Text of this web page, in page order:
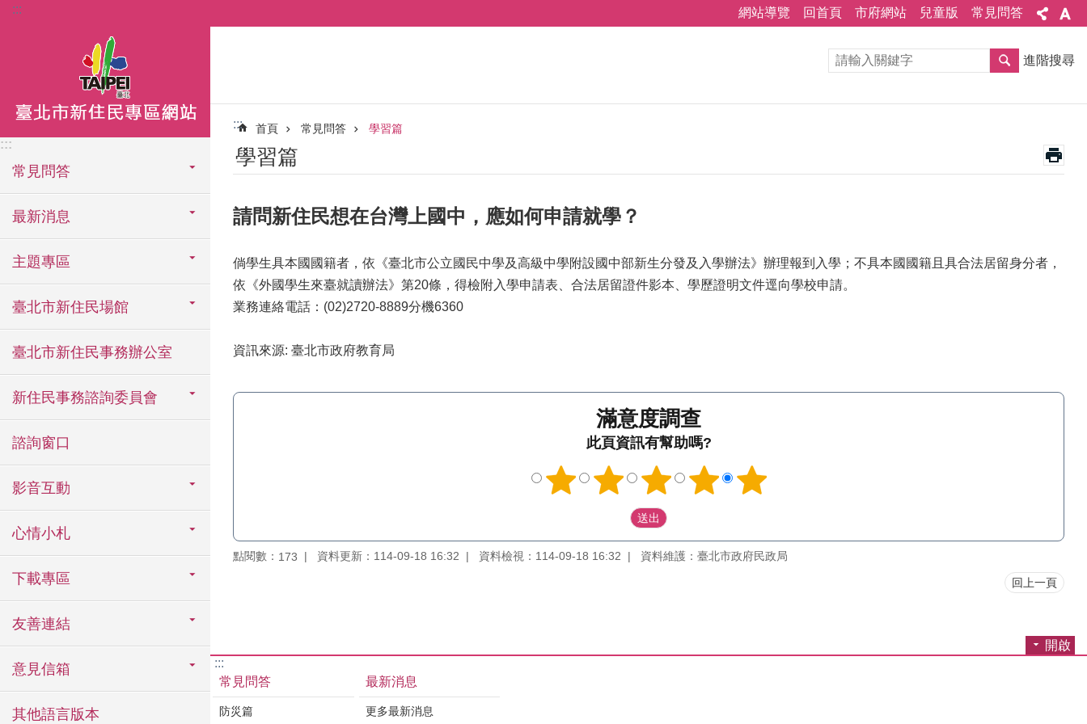
跳到主要內容區塊
::: 網站導覽 回首頁 市府網站 兒童版 常見問答
:::
常見問答
最新消息
主題專區
臺北市新住民場館
臺北市新住民事務辦公室
新住民事務諮詢委員會
諮詢窗口
影音互動
心情小札
下載專區
友善連結
意見信箱
其他語言版本
進階搜尋
::: 首頁 常見問答 學習篇
學習篇
請問新住民想在台灣上國中，應如何申請就學？
倘學生具本國國籍者，依《臺北市公立國民中學及高級中學附設國中部新生分發及入學辦法》辦理報到入學；不具本國國籍且具合法居留身分者，
依《外國學生來臺就讀辦法》第20條，得檢附入學申請表、合法居留證件影本、學歷證明文件逕向學校申請。
業務連絡電話：(02)2720-8889分機6360
資訊來源: 臺北市政府教育局
滿意度調查
此頁資訊有幫助嗎?
點閱數： 173 資料更新：114-09-18 16:32 資料檢視：114-09-18 16:32 資料維護：臺北市政府民政局
回上一頁
開啟
:::
常見問答
防災篇
最新消息
更多最新消息